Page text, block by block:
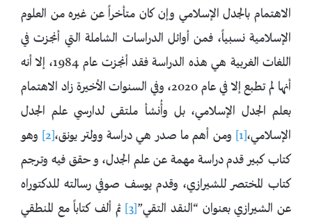
الاهتمام بالجدل الإسلامي وإن كان متأخراً عن غيره من العلوم
الإسلامية نسبياً، فمن أوائل الدراسات الشاملة التي أنجزت في
اللغات الغربية هي هذه الدراسة فقد أنجزت عام 1984، إلا أنه
أنها لم تطبع إلا في عام 2020، وفي السنوات الأخيرة زاد الاهتمام
بعلم الجدل الإسلامي، بل وأُنشأ ملتقى لدارسي علم الجدل
الإسلامي،[1] ومن أهم ما صدر هي دراسة وولتر يونق،[2]
وهو
كتاب كبير قدم دراسة مهمة عن علم الجدل، و حقق فيه وترجم
كتاب المختصر للشيرازي، وقدم يوسف صوفي رسالته للدكتوراه
عن الشيرازي بعنوان “النقد التقي”[3]
ثم ألف كتاباً مع المنطقي